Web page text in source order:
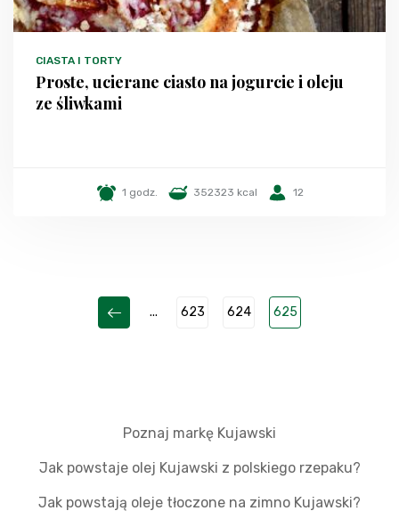
CIASTA I TORTY
Proste, ucierane ciasto na jogurcie i oleju
ze śliwkami
1 godz. 352323 kcal 12
... 623 624 625
Poznaj markę Kujawski
Jak powstaje olej Kujawski z polskiego rzepaku?
Jak powstają oleje tłoczone na zimno Kujawski?